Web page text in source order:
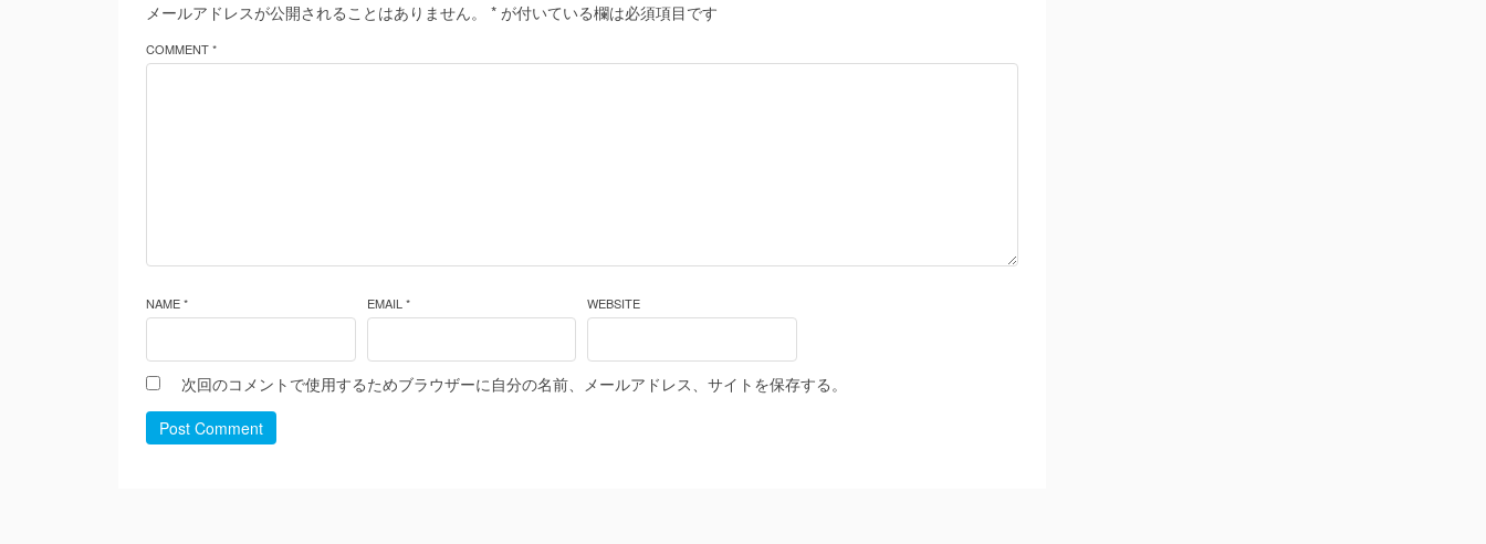
メールアドレスが公開されることはありません。 * が付いている欄は必須項目です
COMMENT *
NAME * EMAIL * WEBSITE
次回のコメントで使用するためブラウザーに自分の名前、メールアドレス、サイトを保存する。
Post Comment